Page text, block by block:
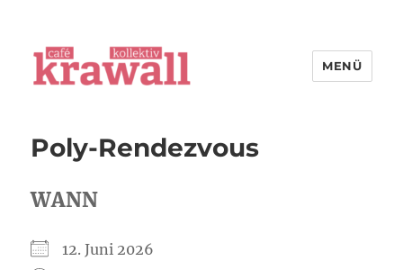
MENÜ
Poly-Rendezvous
WANN
12. Juni 2026